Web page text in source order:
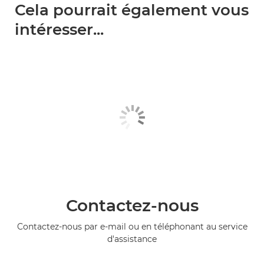
Cela pourrait également vous
intéresser...
Contactez-nous
Contactez-nous par e-mail ou en téléphonant au service
d'assistance